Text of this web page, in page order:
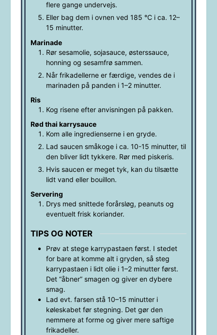
flere gange undervejs.
Eller bag dem i ovnen ved 185 °C i ca. 12–
15 minutter.
Marinade
Rør sesamolie, sojasauce, østerssauce,
honning og sesamfrø sammen.
Når frikadellerne er færdige, vendes de i
marinaden på panden i 1–2 minutter.
Ris
Kog risene efter anvisningen på pakken.
Rød thai karrysauce
Kom alle ingredienserne i en gryde.
Lad saucen småkoge i ca. 10-15 minutter, til
den bliver lidt tykkere. Rør med piskeris.
Hvis saucen er meget tyk, kan du tilsætte
lidt vand eller bouillon.
Servering
Drys med snittede forårsløg, peanuts og
eventuelt frisk koriander.
TIPS OG NOTER
Prøv at stege karrypastaen først. I stedet
for bare at komme alt i gryden, så steg
karrypastaen i lidt olie i 1–2 minutter først.
Det “åbner” smagen og giver en dybere
smag.
Lad evt. farsen stå 10–15 minutter i
køleskabet før stegning. Det gør den
nemmere at forme og giver mere saftige
frikadeller.